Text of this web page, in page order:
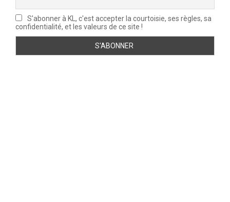
S'abonner à KL, c'est accepter la courtoisie, ses règles, sa
confidentialité, et les valeurs de ce site !